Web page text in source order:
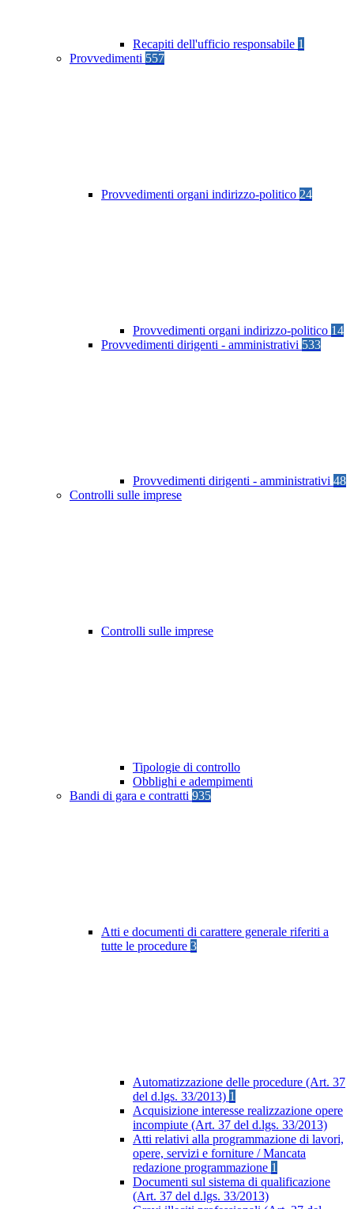
Recapiti dell'ufficio responsabile 1
Provvedimenti 557
Provvedimenti organi indirizzo-politico 24
Provvedimenti organi indirizzo-politico 14
Provvedimenti dirigenti - amministrativi 533
Provvedimenti dirigenti - amministrativi 48
Controlli sulle imprese
Controlli sulle imprese
Tipologie di controllo
Obblighi e adempimenti
Bandi di gara e contratti 935
Atti e documenti di carattere generale riferiti a
tutte le procedure 3
Automatizzazione delle procedure (Art. 37
del d.lgs. 33/2013) 1
Acquisizione interesse realizzazione opere
incompiute (Art. 37 del d.lgs. 33/2013)
Atti relativi alla programmazione di lavori,
opere, servizi e forniture / Mancata
redazione programmazione 1
Documenti sul sistema di qualificazione
(Art. 37 del d.lgs. 33/2013)